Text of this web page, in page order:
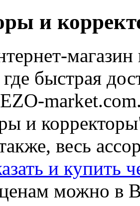
и
магазин
быстрая
и
весь
и купить
можно в